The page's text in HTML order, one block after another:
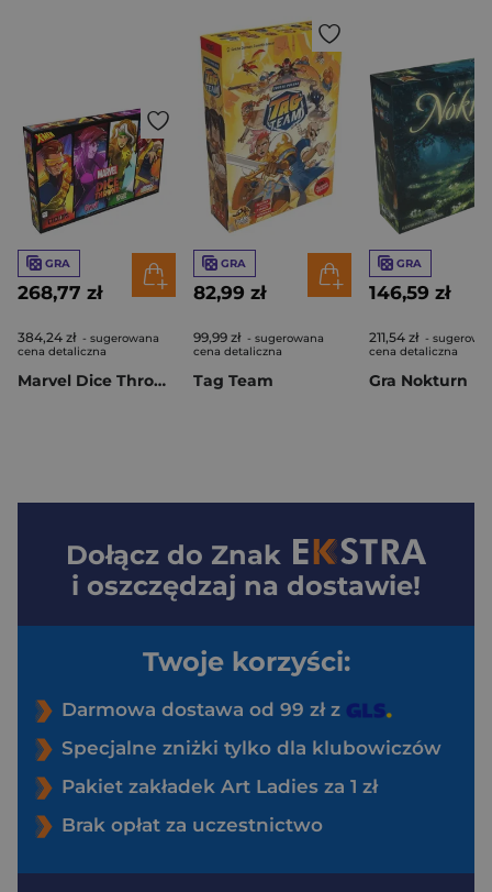
GRA
268,77 zł
384,24 zł - sugerowana
cena detaliczna
Marvel Dice Throne : Cyclops, Gambit, Jean Gray...
GRA
82,99 zł
99,99 zł - sugerowana
cena detaliczna
Tag Team
GRA
146,59 zł
211,54 zł -
cena detaliczna
Gra Nokturn
Dołącz do Znak
i oszczędzaj na dostawie!
Twoje korzyści:
Darmowa dostawa od 99 zł z
Specjalne zniżki tylko dla klubowiczów
Pakiet zakładek Art Ladies za 1 zł
Brak opłat za uczestnictwo